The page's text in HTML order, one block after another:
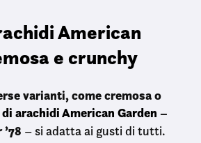
American
e crunchy
varianti, come cremosa o
arachidi American Garden –
– si adatta ai gusti di tutti.